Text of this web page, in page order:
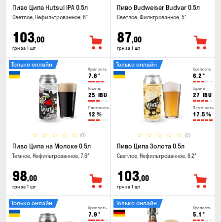
Пиво Ципа Hutsul IPA 0.5л
Светлое, Нефильтрованное, 6°
103,00
грн за 1 шт
Пиво Budweiser Budvar 0.5л
Светлое, Фильтрованное, 5°
87,00
грн за 1 шт
Крепость
7.6 °
Горечь
25 IBU
Плотность
12 %
(0)
Только онлайн
Пиво Ципа на Молоке 0.5л
Темное, Нефильтрованное, 7.6°
98,00
грн за 1 шт
Крепость
6.2 °
Горечь
27 IBU
Плотность
17.5 %
(0)
Только онлайн
Пиво Ципа Золота 0.5л
Светлое, Нефильтрованное, 6.2°
103,00
грн за 1 шт
Крепость
7.9 °
Только онлайн
Крепость
5.1 °
Только онлайн